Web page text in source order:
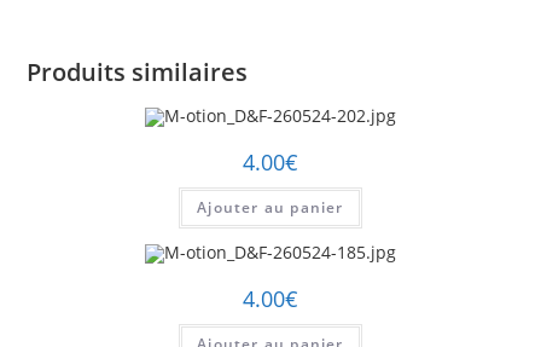
Produits similaires
4.00€
Ajouter au panier
4.00€